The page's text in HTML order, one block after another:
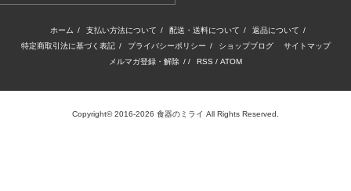
ホーム / 支払い方法について / 配送・送料について / 返品について /
特定商取引法に基づく表記 / プライバシーポリシー / ショップブログ
サイトマップ
メルマガ登録・解除 / / RSS / ATOM
Copyright© 2016-2026 食器のミライ All Rights Reserved.